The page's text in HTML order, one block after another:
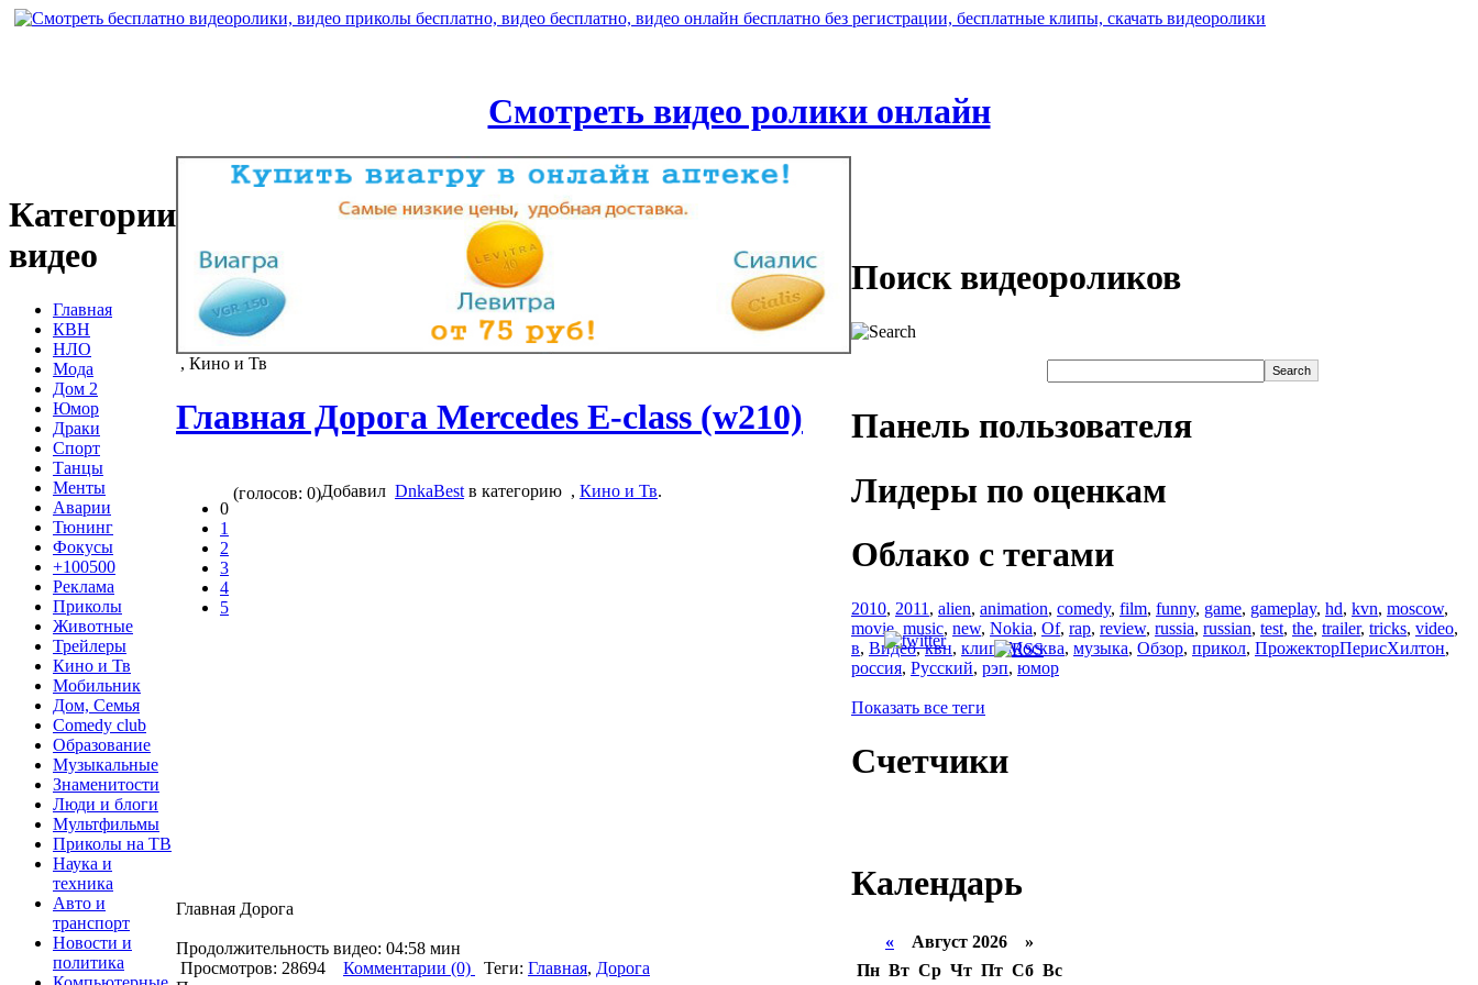
Смотреть видео ролики онлайн
Категории
видео
Главная
КВН
НЛО
Мода
Дом 2
Юмор
Драки
Спорт
Танцы
Менты
Аварии
Тюнинг
Фокусы
+100500
Реклама
Приколы
Животные
Трейлеры
Кино и Тв
Мобильник
Дом, Семья
Comedy club
Образование
Музыкальные
Знаменитости
Люди и блоги
Мультфильмы
Приколы на ТВ
Наука и
техника
Авто и
транспорт
Новости и
политика
, Кино и Тв
Главная Дорога Mercedes E-class (w210)
0
1
2
3
4
5
(голосов: 0)Добавил DnkaBest в категорию , Кино и Тв.
Главная Дорога
Продолжительность видео: 04:58 мин
Просмотров: 28694
Комментарии (0) Теги: Главная, Дорога
Поиск видеороликов
Панель пользователя
Лидеры по оценкам
Облако с тегами
2010, 2011 , alien, animation, comedy, film, funny, game, gameplay, hd, kvn, moscow,
movie, music, new, Nokia, Of, rap, review, russia, russian, test, the, trailer, tricks, video,
в, Видео,квн, клип,Москва, музыка, Обзор, прикол, ПрожекторПерисХилтон,
россия, Русский, рэп, юмор
Показать все теги
Счетчики
Календарь
« Август 2026 »
Пн Вт Ср Чт Пт Сб Вс